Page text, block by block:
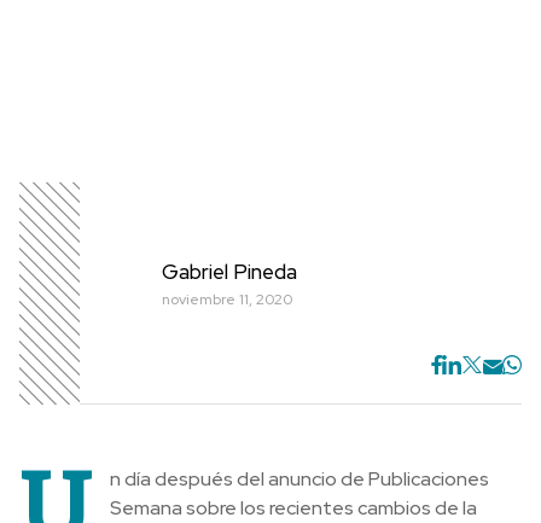
Gabriel Pineda
noviembre 11, 2020
n día después del anuncio de Publicaciones
Semana sobre los recientes cambios de la